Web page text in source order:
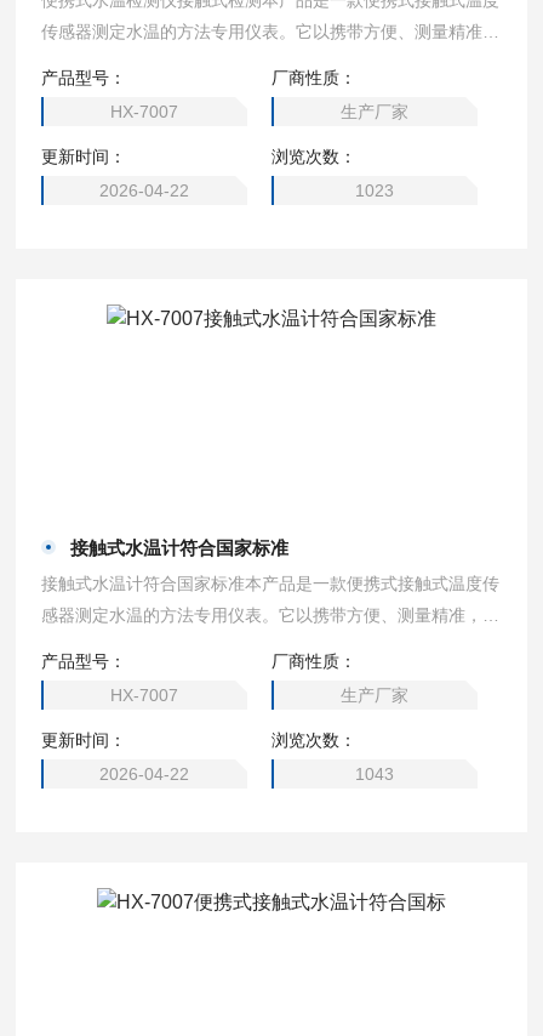
传感器测定水温的方法专用仪表。它以携带方便、测量精准，
工业废水和海水等水温的测定。
产品型号：
HX-7007
厂商性质：
生产厂家
更新时间：
2026-04-22
浏览次数：
1023
接触式水温计符合国家标准
接触式水温计符合国家标准本产品是一款便携式接触式温度传
感器测定水温的方法专用仪表。它以携带方便、测量精准，使
业废水和海水等水温的测定。
产品型号：
HX-7007
厂商性质：
生产厂家
更新时间：
2026-04-22
浏览次数：
1043